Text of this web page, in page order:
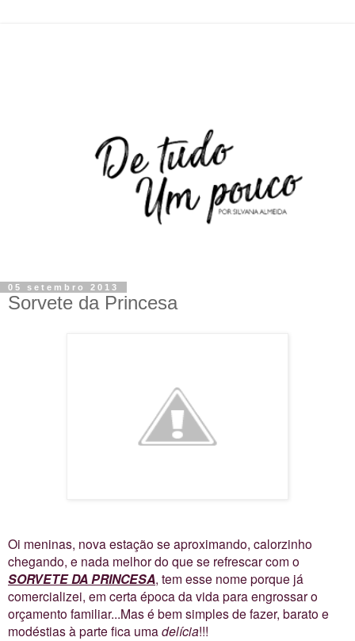
05 setembro 2013
Sorvete da Princesa
Oi meninas, nova estação se aproximando, calorzinho
chegando, e nada melhor do que se refrescar com o
SORVETE DA PRINCESA, tem esse nome porque já
comercializei, em certa época da vida para engrossar o
orçamento familiar...Mas é bem simples de fazer, barato e
modéstias à parte fica umadelícia!!!